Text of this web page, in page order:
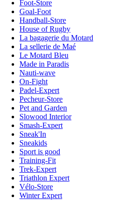
Foot-Store
Goal-Foot
Handball-Store
House of Rugby
La bagagerie du Motard
La sellerie de Maé
Le Motard Bleu
Made in Paradis
Nauti-wave
On-Fight
Padel-Expert
Pecheur-Store
Pet and Garden
Slowood Interior
Smash-Expert
Sneak'In
Sneakids
Sport is good
Training-Fit
Trek-Expert
Triathlon Expert
Vélo-Store
Winter Expert